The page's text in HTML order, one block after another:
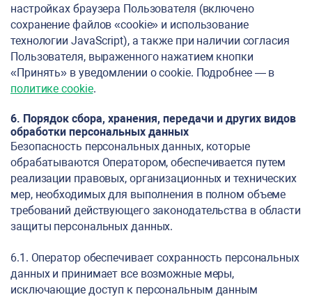
настройках браузера Пользователя (включено
сохранение файлов «cookie» и использование
технологии JavaScript), а также при наличии согласия
Пользователя, выраженного нажатием кнопки
«Принять» в уведомлении о cookie. Подробнее — в
политике cookie.
6. Порядок сбора, хранения, передачи и других видов
обработки персональных данных
Безопасность персональных данных, которые
обрабатываются Оператором, обеспечивается путем
реализации правовых, организационных и технических
мер, необходимых для выполнения в полном объеме
требований действующего законодательства в области
защиты персональных данных.
6.1. Оператор обеспечивает сохранность персональных
данных и принимает все возможные меры,
исключающие доступ к персональным данным